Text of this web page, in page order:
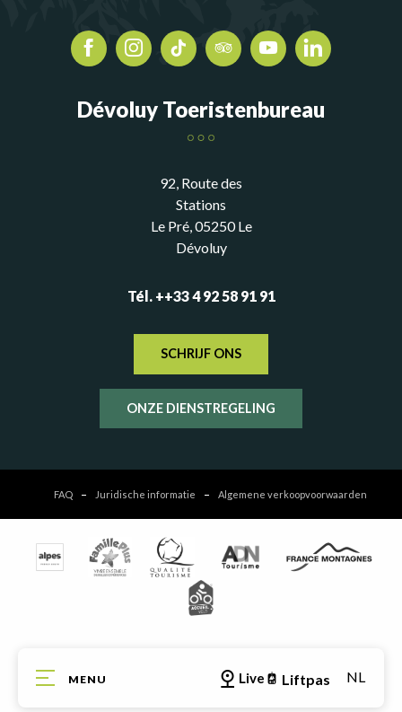
MENU Live Liftpas NL
Dévoluy Toeristenbureau
92, Route des
Stations
Le Pré, 05250 Le
Dévoluy
Tél. ++33 4 92 58 91 91
SCHRIJF ONS
ONZE DIENSTREGELING
FAQ Juridische informatie Algemene verkoopvoorwaarden